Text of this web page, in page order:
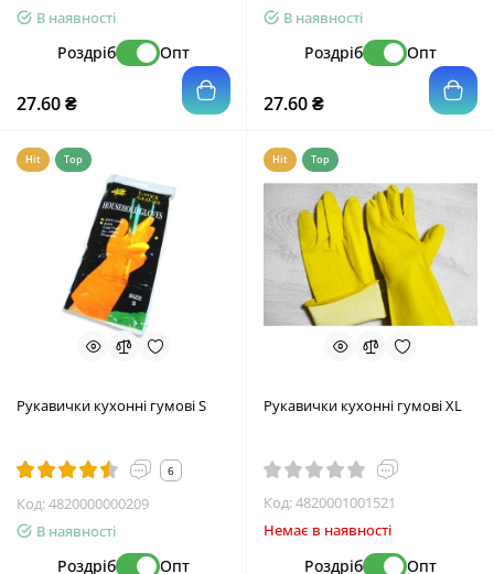
В наявності
Роздріб Опт
27.60 ₴
В наявності
Роздріб Опт
27.60 ₴
Hit Top
Рукавички кухонні гумові S
6
Код:4820000000209
В наявності
Роздріб Опт
Hit Top
Рукавички кухонні гумові XL
Код:4820001001521
Немає в наявності
Роздріб Опт